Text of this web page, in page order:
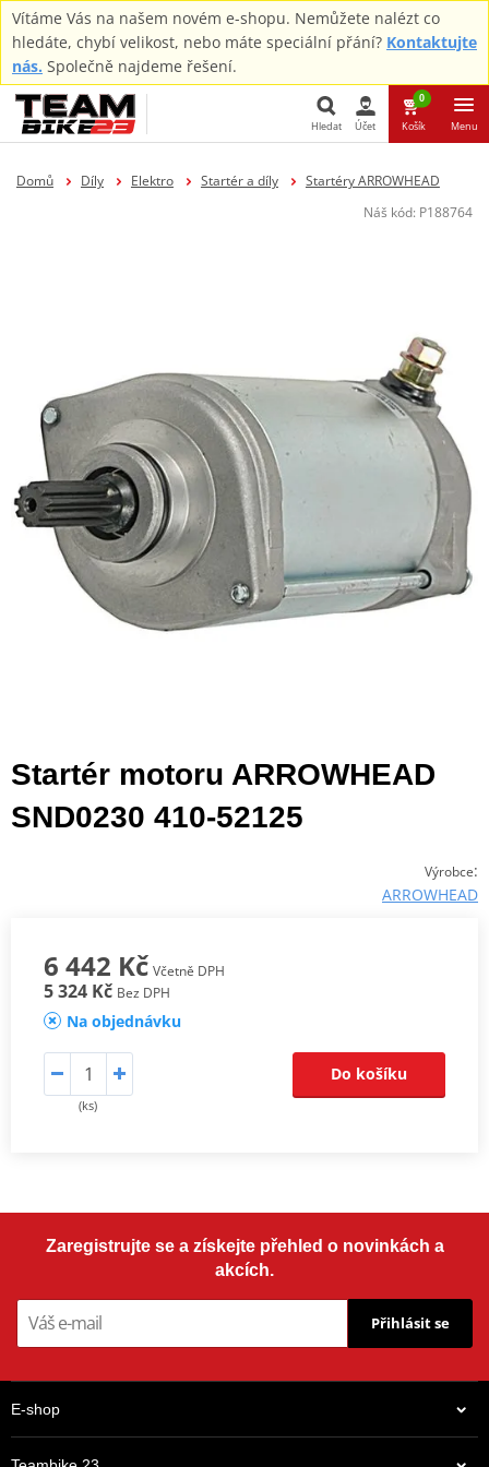
Vítáme Vás na našem novém e-shopu. Nemůžete nalézt co
hledáte, chybí velikost, nebo máte speciální přání? Kontaktujte
nás. Společně najdeme řešení.
Hledat
Hledat Účet
0
Košík Menu
Domů Díly Elektro Startér a díly
Startéry ARROWHEAD
Náš kód: P188764
Startér motoru ARROWHEAD
SND0230 410-52125
Výrobce:
ARROWHEAD
6 442 Kč Včetně DPH
5 324 Kč Bez DPH
Na objednávku
(ks)
Do košíku
Zaregistrujte se a získejte přehled o novinkách a
akcích.
Přihlásit se
E-shop